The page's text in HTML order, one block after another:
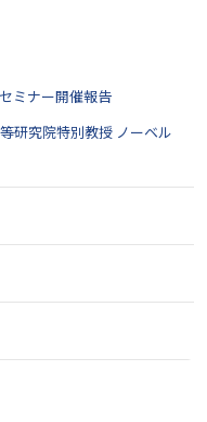
ミナー開催報告
研究院特別教授 ノーベル